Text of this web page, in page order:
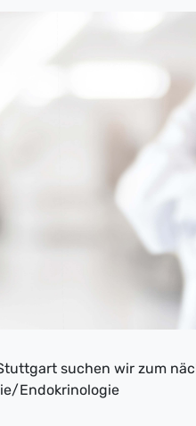
suchen wir zum
Endokrinologie